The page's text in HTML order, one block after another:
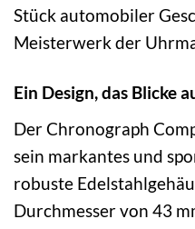
Stück automobiler
Meisterwerk der
Ein Design, das Blicke
Der Chronograph
sein markantes und
robuste
Durchmesser von 43